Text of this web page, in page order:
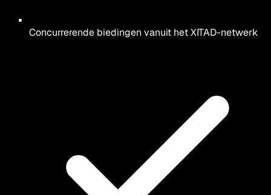
Concurrerende biedingen vanuit het XITAD-netwerk